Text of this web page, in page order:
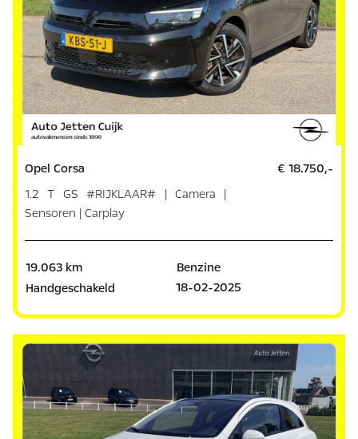
Opel Corsa
1.2 T GS #RIJKLAAR# | Camera |
Sensoren | Carplay
€ 18.750,-
19.063 km
Benzine
Handgeschakeld
18-02-2025